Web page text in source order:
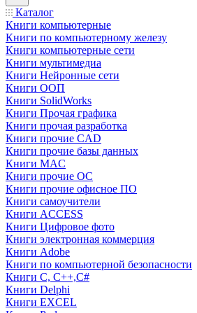
Каталог
Книги компьютерные
Книги по компьютерному железу
Книги компьютерные сети
Книги мультимедиа
Книги Нейронные сети
Книги ООП
Книги SolidWorks
Книги Прочая графика
Книги прочая разработка
Книги прочие CAD
Книги прочие базы данных
Книги MAC
Книги прочие ОС
Книги прочие офисное ПО
Книги самоучители
Книги ACCESS
Книги Цифровое фото
Книги электронная коммерция
Книги Adobe
Книги по компьютерной безопасности
Книги C, C++,С#
Книги Delphi
Книги EXCEL